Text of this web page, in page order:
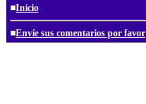
■Inicio
■Envíe sus comentarios por favor